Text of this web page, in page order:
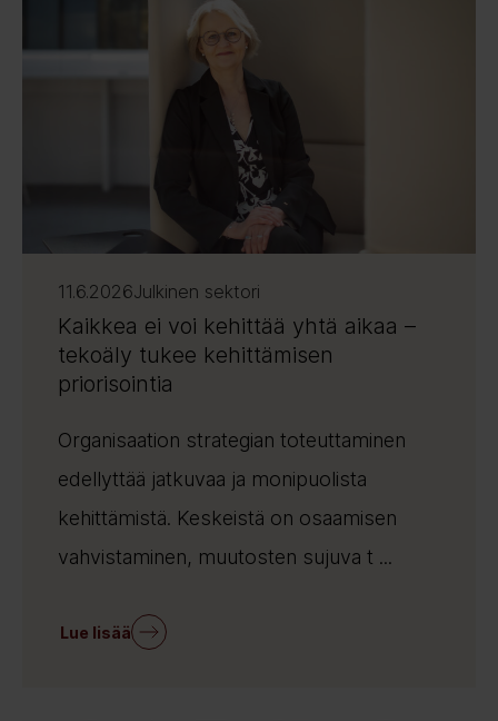
11.6.2026Julkinen sektori
Kaikkea ei voi kehittää yhtä aikaa –
tekoäly tukee kehittämisen
priorisointia
Organisaation strategian toteuttaminen
edellyttää jatkuvaa ja monipuolista
kehittämistä. Keskeistä on osaamisen
vahvistaminen, muutosten sujuva t ...
Lue lisää